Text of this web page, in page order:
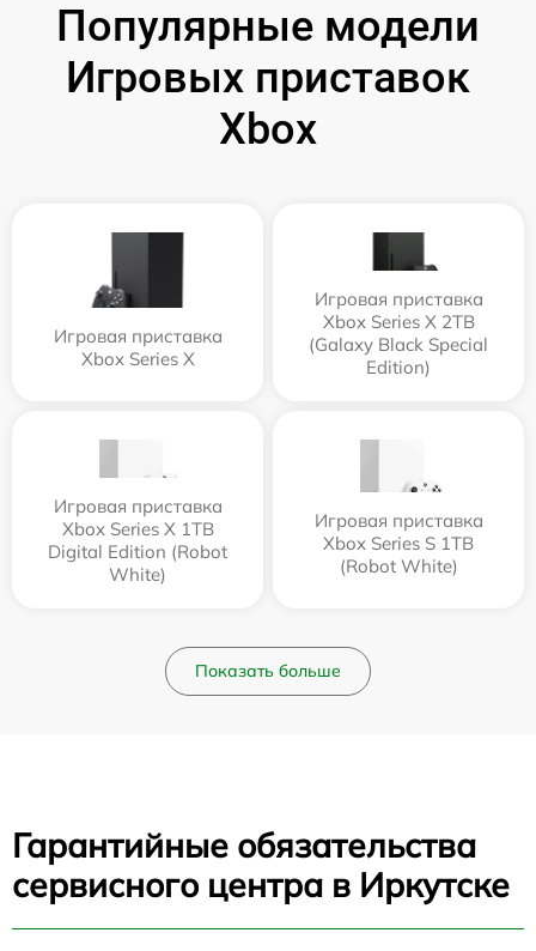
Популярные модели
Игровых приставок
Xbox
Игровая приставка
Xbox Series X
Игровая приставка
Xbox Series X 2TB
(Galaxy Black Special
Edition)
Игровая приставка
Xbox Series X 1TB
Digital Edition (Robot
White)
Игровая приставка
Xbox Series S 1TB
(Robot White)
Показать больше
Гарантийные обязательства
сервисного центра в Иркутске